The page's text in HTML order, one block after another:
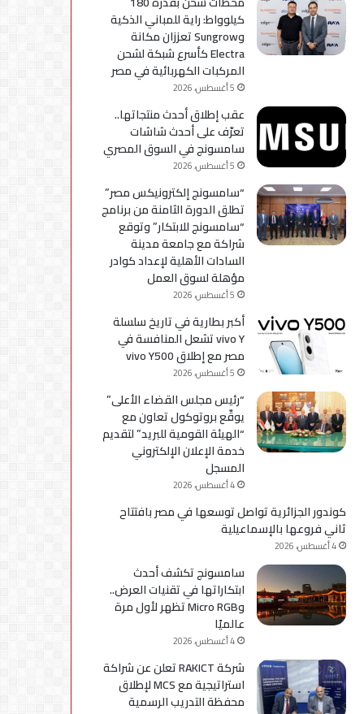
كيلوواط: راية للمباني الذكية
وSungrow تعززان مكانة
Electra كأسرع شبكة لشحن
المركبات الكهربائية في مصر
5 أغسطس، 2026
عقب إطلاق أحدث منتجاتها..
تعرّف على أحدث شاشات
سامسونج في السوق المصري
5 أغسطس، 2026
“سامسونج إلكترونيكس مصر”
تطلق الدورة الثامنة من برنامج
“سامسونج للابتكار” وتوقع
شراكة مع جامعة مدينة
السادات الأهلية لإعداد كوادر
مؤهلة لسوق العمل
5 أغسطس، 2026
أكبر بطارية في تاريخ سلسلة
vivo Y تشعل المنافسة في
مصر مع إطلاق vivo Y500
5 أغسطس، 2026
“رئيس مجلس القضاء الأعلى”
يوقّع بروتوكول تعاون مع
“الهيئة القومية للبريد” لتقديم
خدمة الإعلان الإلكتروني
المسجل
4 أغسطس، 2026
كوندور الجزائرية تواصل توسعها في مصر بافتتاح
ثاني فروعها بالإسماعيلية
4 أغسطس، 2026
سامسونج تكشف أحدث
ابتكاراتها في تقنيات العرض..
وMicro RGB تظهر لأول مرة
عالميًا
4 أغسطس، 2026
شركة RAKICT تعلن عن شراكة
استراتيجية مع MCS لإطلاق
محفظة التدريب الرسمية